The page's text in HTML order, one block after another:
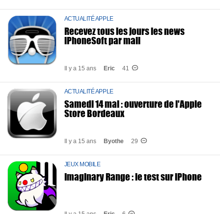
ACTUALITÉ APPLE
Recevez tous les jours les news
iPhoneSoft par mail
Il y a 15 ans Eric 41
ACTUALITÉ APPLE
Samedi 14 mai : ouverture de l'Apple
Store Bordeaux
Il y a 15 ans Byothe 29
JEUX MOBILE
Imaginary Range : le test sur iPhone